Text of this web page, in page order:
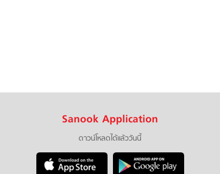
Sanook Application
ดาวน์โหลดได้แล้ววันนี้